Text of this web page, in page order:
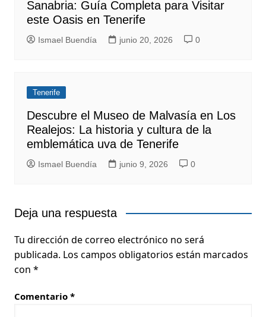
Sanabria: Guía Completa para Visitar
este Oasis en Tenerife
Ismael Buendía junio 20, 2026 0
Tenerife
Descubre el Museo de Malvasía en Los
Realejos: La historia y cultura de la
emblemática uva de Tenerife
Ismael Buendía junio 9, 2026 0
Deja una respuesta
Tu dirección de correo electrónico no será
publicada. Los campos obligatorios están marcados
con *
Comentario *